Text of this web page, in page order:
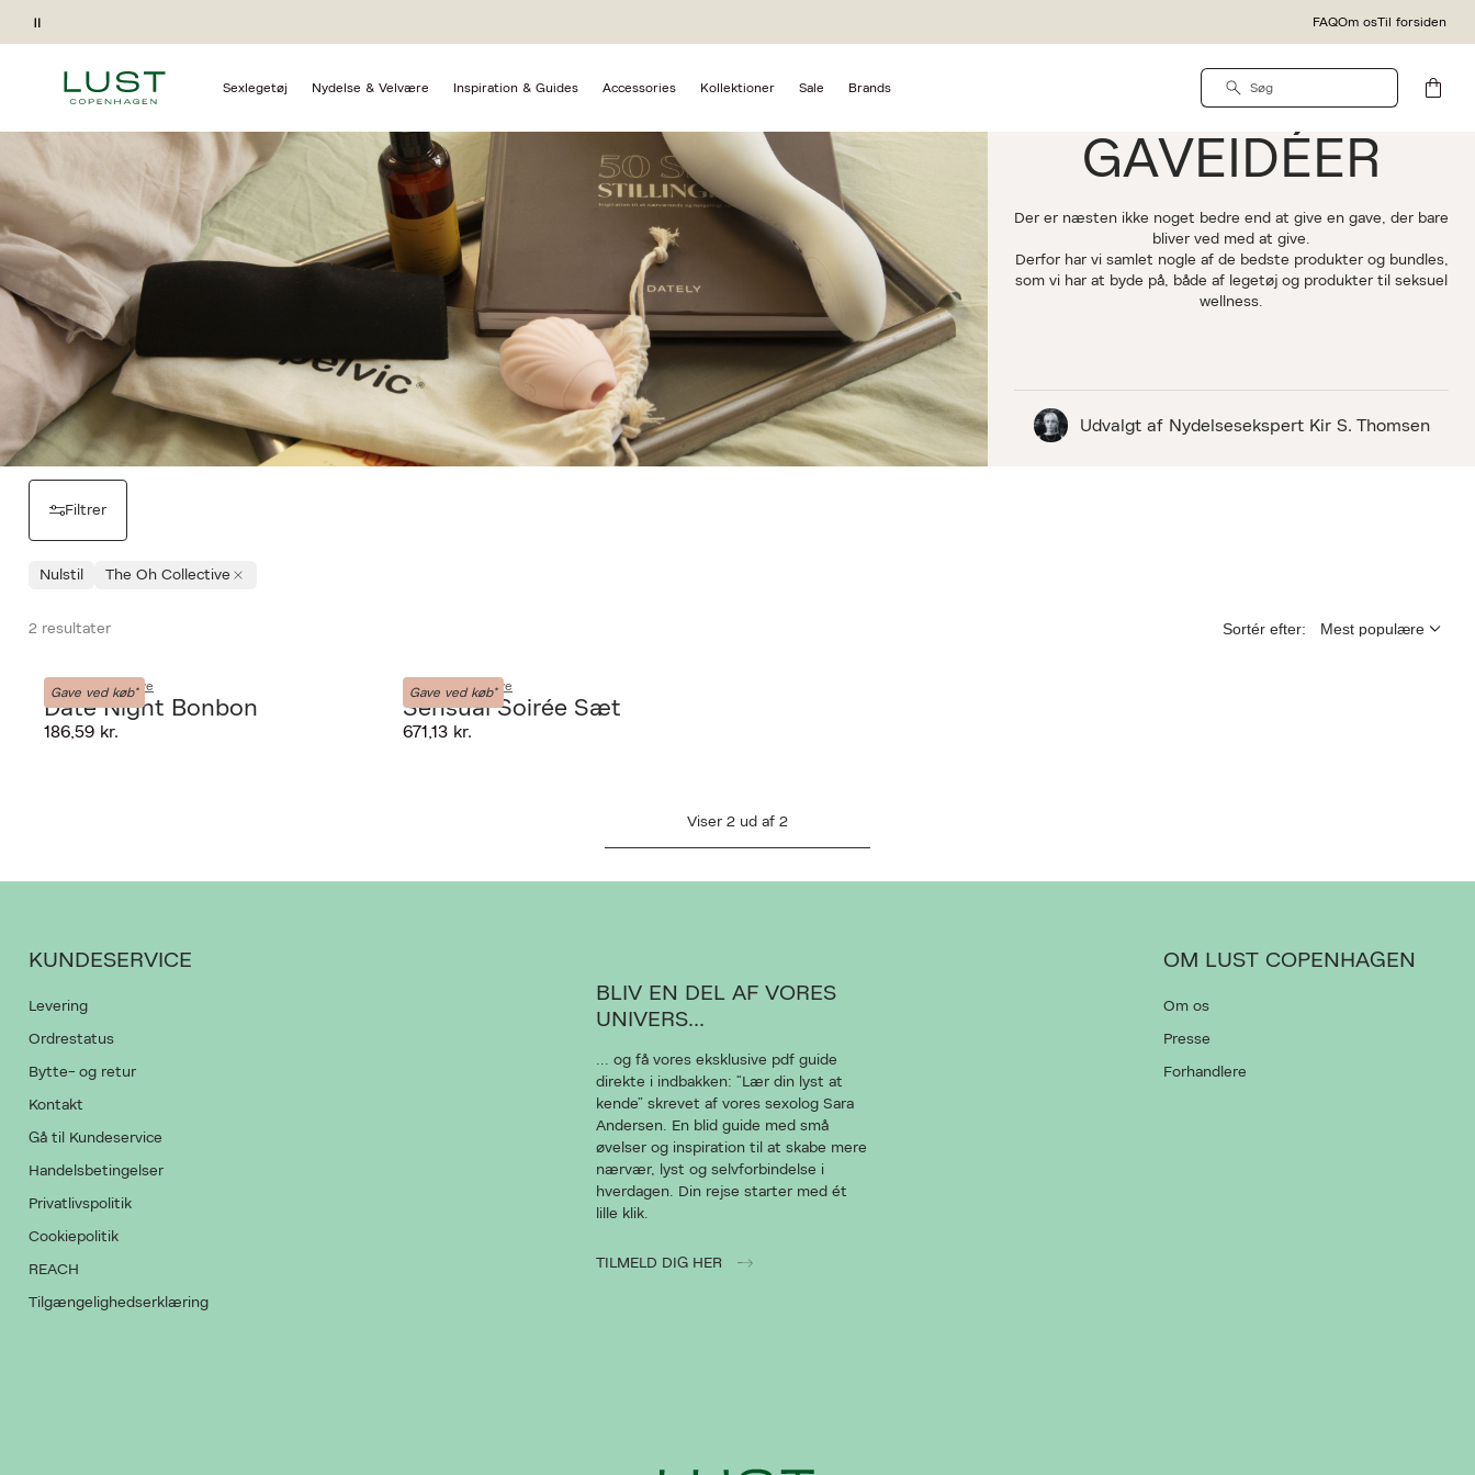
Pause FAQOm osTil forsiden
Sexlegetøj Nydelse & Velvære Inspiration & Guides Accessories Kollektioner Sale Brands
TIL INTIME ØJEBLIKKE
GAVEIDÉER
Der er næsten ikke noget bedre end at give en gave, der bare
bliver ved med at give.
Derfor har vi samlet nogle af de bedste produkter og bundles,
som vi har at byde på, både af legetøj og produkter til seksuel
wellness.
Udvalgt af Nydelsesekspert Kir S. Thomsen
Filtrer
Nulstil The Oh Collective
2 resultater Sortér efter:
Gave ved køb*
The Oh Collective
Date Night Bonbon
186,59 kr.
Gave ved køb*
The Oh Collective
Sensual Soirée Sæt
671,13 kr.
Viser 2 ud af 2
KUNDESERVICE
Levering
Ordrestatus
Bytte- og retur
Kontakt
Gå til Kundeservice
Handelsbetingelser
Privatlivspolitik
Cookiepolitik
REACH
Tilgængelighedserklæring
BLIV EN DEL AF VORES
UNIVERS...
... og få vores eksklusive pdf guide
direkte i indbakken: “Lær din lyst at
kende” skrevet af vores sexolog Sara
Andersen. En blid guide med små
øvelser og inspiration til at skabe mere
nærvær, lyst og selvforbindelse i
hverdagen. Din rejse starter med ét
lille klik.
TILMELD DIG HER
OM LUST COPENHAGEN
Om os
Presse
Forhandlere
PRODUKTET KAN DESVÆRRE IKKE FINDES